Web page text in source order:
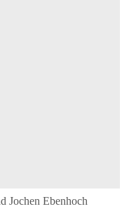
Jochen Ebenhoch